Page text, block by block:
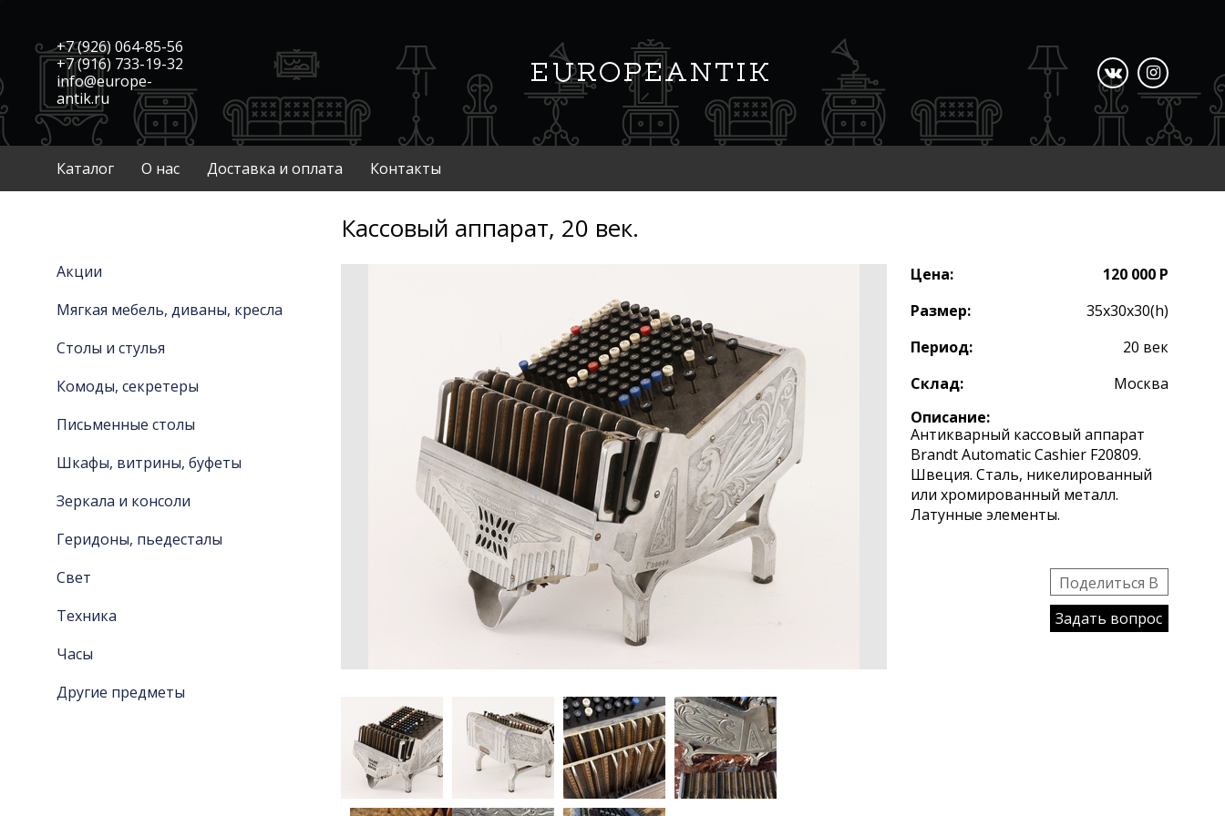
+7 (926) 064-85-56
+7 (916) 733-19-32
info@europe-
antik.ru
Каталог О нас Доставка и оплата Контакты
Акции
Мягкая мебель, диваны, кресла
Столы и стулья
Комоды, секретеры
Письменные столы
Шкафы, витрины, буфеты
Зеркала и консоли
Геридоны, пьедесталы
Свет
Техника
Часы
Другие предметы
Кассовый аппарат, 20 век.
Цена:
120 000 Р
Размер:
35х30х30(h)
Период:
20 век
Склад:
Москва
Описание:
Антикварный кассовый аппарат
Brandt Automatic Cashier F20809.
Швеция. Сталь, никелированный
или хромированный металл.
Латунные элементы.
Поделиться B
Задать вопрос